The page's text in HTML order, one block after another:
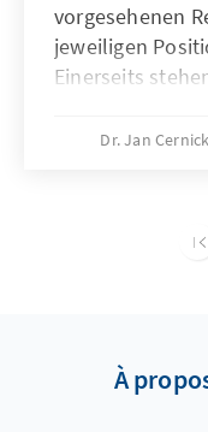
vorgesehenen
jeweiligen
Einerseits
Kürzung von
adressiert,
aber
kurzfristig
Dr. Jan
À